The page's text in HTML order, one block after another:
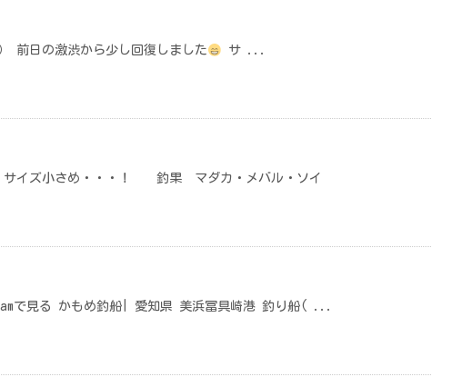
前日の激渋から少し回復しました サ ...
サイズ小さめ・・・！ 釣果 マダカ・メバル・ソイ
で見る かもめ釣船| 愛知県 美浜冨具崎港 釣り船( ...